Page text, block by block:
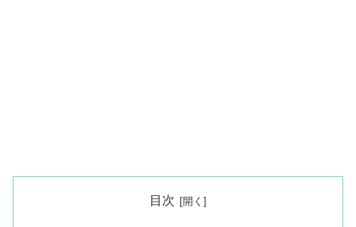
目次